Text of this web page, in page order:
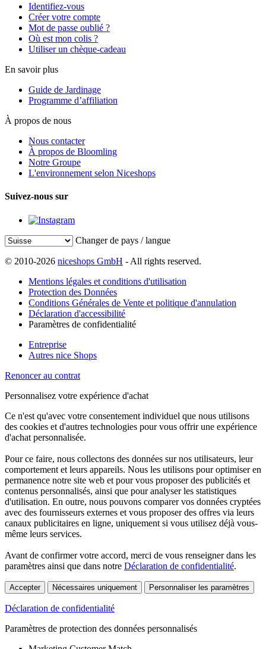
Identifiez-vous
Créer votre compte
Mot de passe oublié ?
Où est mon colis ?
Utiliser un chèque-cadeau
En savoir plus
Guide de Jardinage
Programme d’affiliation
À propos de nous
Nous contacter
À propos de Bloomling
Notre Groupe
L'environnement selon Niceshops
Suivez-nous sur
Changer de pays / langue
© 2010-2026 niceshops GmbH - All rights reserved.
Mentions légales et conditions d'utilisation
Protection des Données
Conditions Générales de Vente et politique d'annulation
Déclaration d'accessibilité
Paramètres de confidentialité
Entreprise
Autres nice Shops
Renoncer au contrat
Personnalisez votre expérience d'achat
Ce n'est qu'avec votre consentement individuel que nous utilisons
des cookies et d'autres technologies pour vous offrir une expérience
d'achat personnalisée.
Pour ce faire, nous collectons des données sur nos utilisateurs, leur
comportement et leurs appareils. Nous les utilisons pour optimiser en
permanence notre site web et pour vous proposer des publicités et
contenus personnalisés, ainsi que pour analyser les statistiques
d'utilisation. En outre, nous pouvons comparer vos données cryptées
avec des fournisseurs externes et vous proposer des offres via leurs
canaux publicitaires en ligne, uniquement si vous utilisez déjà vous-
même leurs services.
Avant de confirmer votre accord, merci de vous renseigner dans les
paramètres ainsi que dans notre Déclaration de confidentialité.
Accepter Nécessaires uniquement Personnaliser les paramètres
Déclaration de confidentialité
Paramètres de protection des données personnalisés